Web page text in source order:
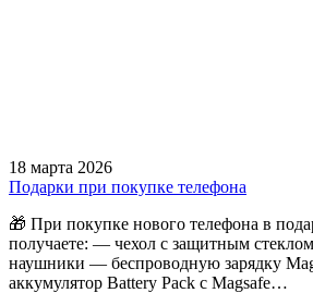
18 марта 2026
Подарки при покупке телефона
🎁 При покупке нового телефона в
получаете: — чехол с защитным
наушники — беспроводную зарядку
аккумулятор Battery Pack с Magsafe…